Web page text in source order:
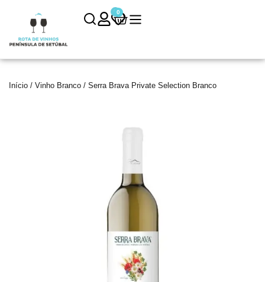
00
Início / Vinho Branco / Serra Brava Private Selection Branco